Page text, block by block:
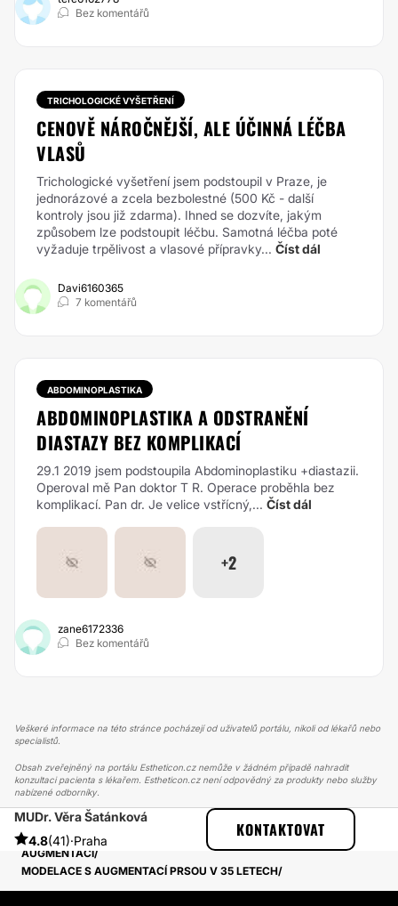
Bez komentářů
TRICHOLOGICKÉ VYŠETŘENÍ
CENOVĚ NÁROČNĚJŠÍ, ALE ÚČINNÁ LÉČBA
VLASŮ
Trichologické vyšetření jsem podstoupil v Praze, je
jednorázové a zcela bezbolestné (500 Kč - další
kontroly jsou již zdarma). Ihned se dozvíte, jakým
způsobem lze podstoupit léčbu. Samotná léčba poté
vyžaduje trpělivost a vlasové přípravky... Číst dál
Davi6160365
7 komentářů
ABDOMINOPLASTIKA
ABDOMINOPLASTIKA A ODSTRANĚNÍ
DIASTAZY BEZ KOMPLIKACÍ
29.1 2019 jsem podstoupila Abdominoplastiku +diastazii.
Operoval mě Pan doktor T R. Operace proběhla bez
komplikací. Pan dr. Je velice vstřícný,... Číst dál
+2
zane6172336
Bez komentářů
Veškeré informace na této stránce pocházejí od uživatelů portálu, nikoli od lékařů nebo
specialistů.
Obsah zveřejněný na portálu Estheticon.cz nemůže v žádném případě nahradit
konzultaci pacienta s lékařem. Estheticon.cz není odpovědný za produkty nebo služby
nabízené odborníky.
MUDr. Věra Šatánková
4.8(41)·Praha
KONTAKTOVAT
ESTHETICON
PŘÍBĚHY
PŘÍBĚHY TÝKAJÍCÍ SE ZÁKROKU MODELACE PRSOU S
AUGMENTACÍ
MODELACE S AUGMENTACÍ PRSOU V 35 LETECH